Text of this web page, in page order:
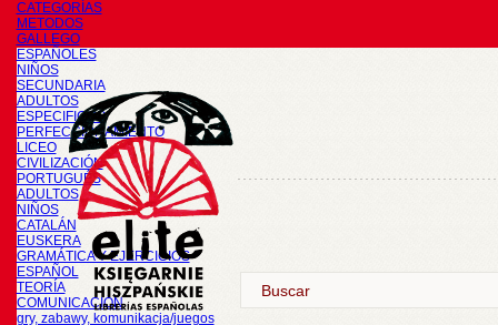
CATEGORÍAS
METODOS
GALLEGO
ESPAÑOLES
NIÑOS
SECUNDARIA
ADULTOS
ESPECIFICOS
PERFECCIONAMIENTO
LICEO
CIVILIZACIÓN
PORTUGUÉS
ADULTOS
NIÑOS
CATALÁN
EUSKERA
GRAMÁTICA Y EJERCICIOS
ESPAÑOL
TEORÍA
COMUNICACIÓN
gry, zabawy, komunikacja/juegos